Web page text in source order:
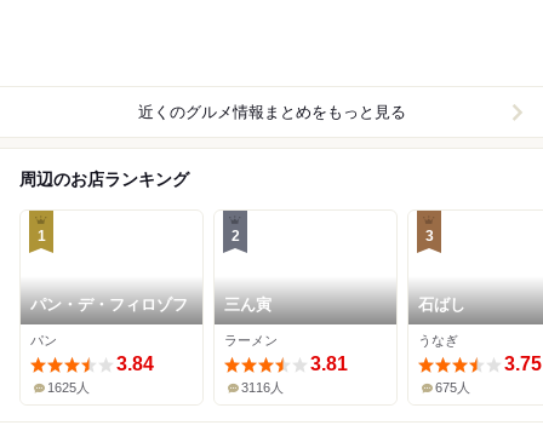
近くのグルメ情報まとめをもっと見る
周辺のお店ランキング
1
パン・デ・フィロゾフ
パン
3.84
1625人
2
三ん寅
ラーメン
3.81
3116人
3
石ばし
うなぎ
3.75
675人